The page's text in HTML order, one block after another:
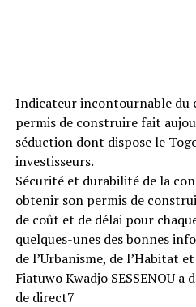
Indicateur incontournable du
permis de construire fait
séduction dont dispose le
investisseurs.
Sécurité et durabilité de la
obtenir son permis de
de coût et de délai pour
quelques-unes des bonnes
de l’Urbanisme, de l’Habitat
Fiatuwo Kwadjo SESSENOU a
de direct7